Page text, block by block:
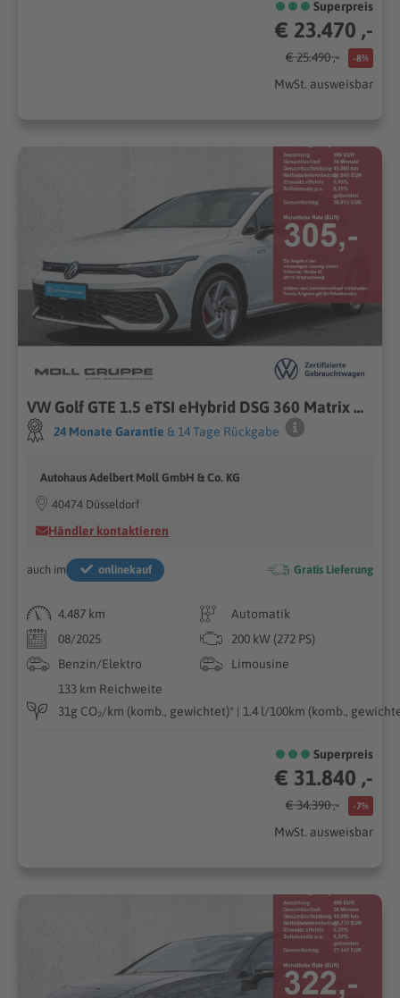
Superpreis
€ 23.470 ,-
€ 25.490 ,- -8%
MwSt. ausweisbar
VW Golf GTE 1.5 eTSI eHybrid DSG 360 Matrix Head Up
24 Monate Garantie & 14 Tage Rückgabe
Autohaus Adelbert Moll GmbH & Co. KG
40474 Düsseldorf
Händler kontaktieren
auch im onlinekauf Gratis Lieferung
4.487 km
Automatik
08/2025
200 kW (272 PS)
Benzin/Elektro
Limousine
133 km Reichweite
31g CO₂/km (komb., gewichtet)* | 1.4 l/100km (komb.,
Superpreis
€ 31.840 ,-
€ 34.390 ,- -7%
MwSt. ausweisbar